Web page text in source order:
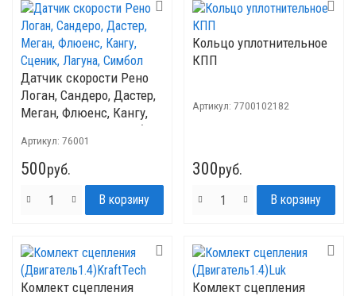
Датчик скорости Рено
Логан, Сандеро, Дастер,
Меган, Флюенс, Кангу,
Сценик, Лагуна, Симбол
Артикул: 76001
500руб.
Кольцо уплотнительное
КПП
Артикул: 7700102182
300руб.
Комлект сцепления
Комлект сцепления